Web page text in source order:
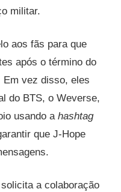
militar.
aos fãs para que
após o término do
Em vez disso, eles
do BTS, o Weverse,
usando ahashtag
que J-Hope
a colaboração